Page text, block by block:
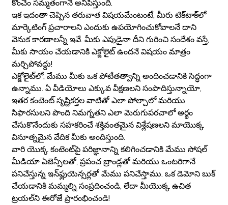
కొంచెం సమ్మతంగానే అనిపిస్తుంది.
ఇక ఇదంతా చెప్పిన తరువాత విషయమేంటంటే, మీరు టిక్‌టాక్‌లో
మార్కెటింగ్ ప్రచారాలని ఎందుకు ఉపయోగించుకోవాలనే దాని
వెనుక కారణాలన్నీ ఇవే. మీకు ఎపుడైనా దీని గురించి సందేశం వస్తే,
మీకు సాయం చేయడానికి ఎక్జోలైట్ ఉందనే విషయం మాత్రం
మర్చిపోవద్దు!
ఎక్జోలైట్‌లో, మేము మీకు ఒక పోటీతత్వాన్ని అందించడానికి సిద్ధంగా
ఉన్నాము. ఏ వీడియోలు ఎక్కువ వీక్షణలని సంపాదిస్తున్నాయో,
ఇతర కంటెంట్ సృష్టికర్తల వాటితో ఎలా పోల్చాలో మరియు
సిఫారసులని పొంది నిమగ్నతని ఎలా మెరుగుపరచాలో అర్థం
చేసుకొనేందుకు సహకరించే శక్తివంతమైన విశ్లేషణలని మాయొక్క
వినూత్నమైన వేదిక మీకు అందిస్తుంది.
వారి యొక్క కంటెంట్‌పై పరిజ్ఞానాన్ని కలిగించడానికి మేము సోషల్
మీడియా ఏజెన్సీలతో, ప్రపంచ బ్రాండ్లతో మరియు ఒంటరిగానే
పనిచేస్తున్న ఇన్‌ఫ్లుయెన్సర్లతో మేము పనిచేస్తాము. ఒక డెమోని బుక్
చేయడానికి మమ్మల్ని సంప్రదించండి, లేదా మీయొక్క ఉచిత
ట్రయల్‌ని ఈరోజే ప్రారంభించండి!